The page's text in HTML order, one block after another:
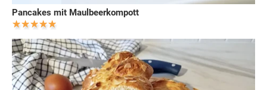
Pancakes mit Maulbeerkompott